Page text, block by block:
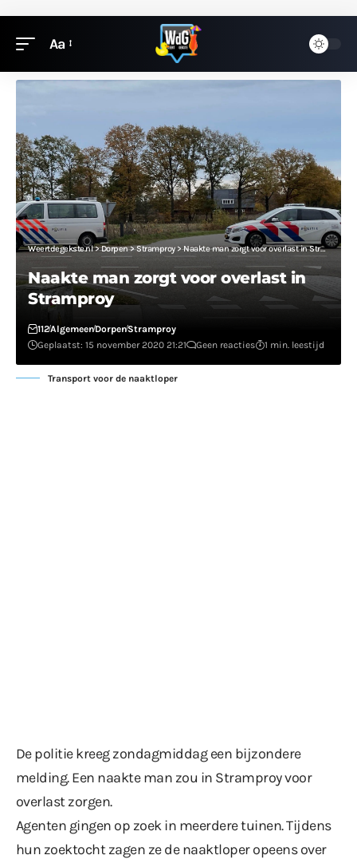
Aa
Weertdegekste.nl>Dorpen>Stramproy>Naakte man zorgt voor overlast in Stramproy
Naakte man zorgt voor overlast in
Stramproy
112AlgemeenDorpenStramproy
Geplaatst: 15 november 2020 21:21
Geen reacties 1 min. leestijd
Transport voor de naaktloper
De politie kreeg zondagmiddag een bijzondere
melding. Een naakte man zou in Stramproy voor
overlast zorgen.
Agenten gingen op zoek in meerdere tuinen. Tijdens
hun zoektocht zagen ze de naaktloper opeens over